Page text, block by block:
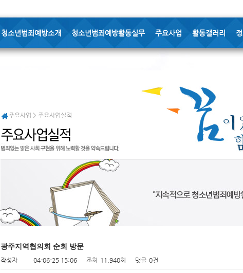
청소년범죄예방소개 청소년범죄예방활동실무 주요사업 활동갤러리
주요사업 > 주요사업실적
광주지역협의회 순회 방문
작성자 04-06-25 15:06 조회 11,940회 댓글 0건